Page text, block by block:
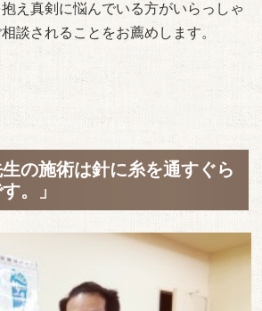
え真剣に悩んでいる方がいらっしゃ
談されることをお薦めします。
生の施術は針に糸を通すぐら
。」